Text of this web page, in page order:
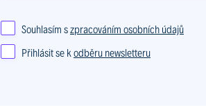
Souhlasím szpracováním osobních údajů
Přihlásit se k odběru newsletteru